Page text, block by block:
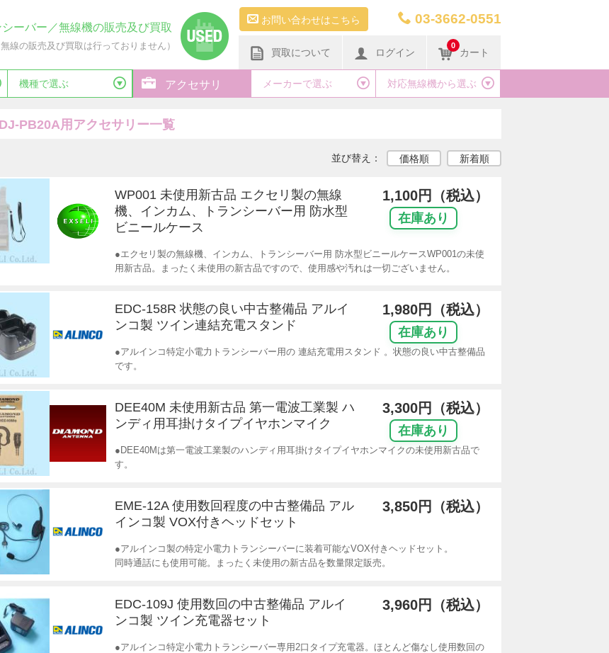
ーバー／無線機の販売及び買取
無線の販売及び買取は行っておりません）
お問い合わせはこちら 03-3662-0551
買取について ログイン
0
カート
機種で選ぶ アクセサリ メーカーで選ぶ 対応無線機から選ぶ
DJ-PB20A用アクセサリー一覧
並び替え： 価格順 新着順
WP001 未使用新古品 エクセリ製の無線
機、インカム、トランシーバー用 防水型
ビニールケース
1,100円（税込）
在庫あり
●エクセリ製の無線機、インカム、トランシーバー用 防水型ビニールケースWP001の未使
用新古品。まったく未使用の新古品ですので、使用感や汚れは一切ございません。
EDC-158R 状態の良い中古整備品 アルイ
ンコ製 ツイン連結充電スタンド
1,980円（税込）
在庫あり
●アルインコ特定小電力トランシーバー用の 連結充電用スタンド 。状態の良い中古整備品
です。
DEE40M 未使用新古品 第一電波工業製 ハ
ンディ用耳掛けタイプイヤホンマイク
3,300円（税込）
在庫あり
●DEE40Mは第一電波工業製のハンディ用耳掛けタイプイヤホンマイクの未使用新古品で
す。
EME-12A 使用数回程度の中古整備品 アル
インコ製 VOX付きヘッドセット
3,850円（税込）
●アルインコ製の特定小電力トランシーバーに装着可能なVOX付きヘッドセット。
同時通話にも使用可能。まったく未使用の新古品を数量限定販売。
EDC-109J 使用数回の中古整備品 アルイ
ンコ製 ツイン充電器セット
3,960円（税込）
●アルインコ特定小電力トランシーバー専用2口タイプ充電器。ほとんど傷なし使用数回の